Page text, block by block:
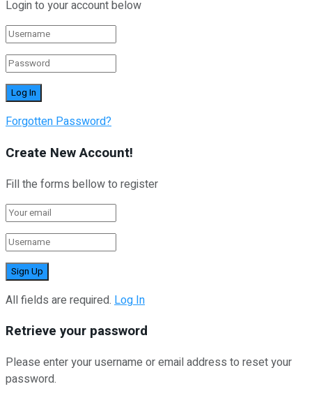
Login to your account below
Forgotten Password?
Create New Account!
Fill the forms bellow to register
All fields are required. Log In
Retrieve your password
Please enter your username or email address to reset your
password.